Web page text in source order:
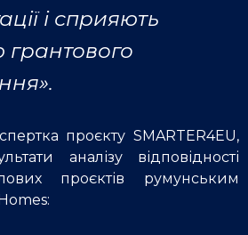
і сприяють
проєкту SMARTER4EU,
аналізу відповідності
проєктів румунським